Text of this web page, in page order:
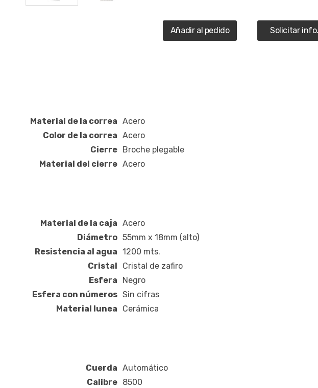
Añadir al pedido Solicitar info.
Material de la correa Acero
Color de la correa Acero
Cierre
Broche plegable
Material del cierre Acero
Material de la caja Acero
Diámetro 55mm x 18mm (alto)
Resistencia al agua 1200 mts.
Cristal
Cristal de zafiro
Esfera
Negro
Esfera con números Sin cifras
Material lunea
Cerámica
Cuerda Automático
Calibre
8500